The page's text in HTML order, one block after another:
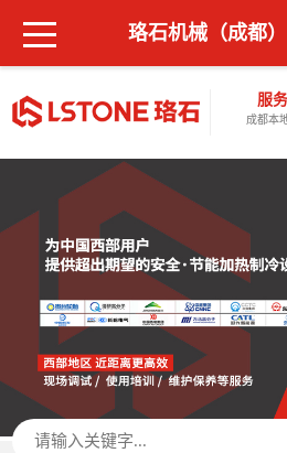
服
成都本
珞石机械（成都